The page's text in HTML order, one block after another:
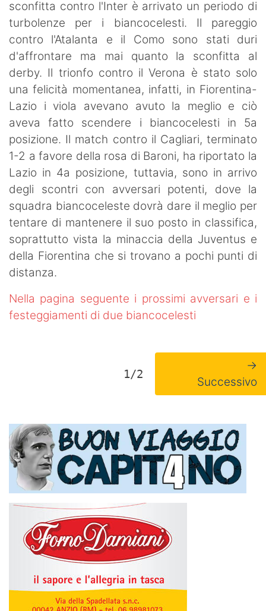
sconfitta contro l'Inter è arrivato un periodo di
turbolenze per i biancocelesti. Il pareggio
contro l'Atalanta e il Como sono stati duri
d'affrontare ma mai quanto la sconfitta al
derby. Il trionfo contro il Verona è stato solo
una felicità momentanea, infatti, in Fiorentina-
Lazio i viola avevano avuto la meglio e ciò
aveva fatto scendere i biancocelesti in 5a
posizione. Il match contro il Cagliari, terminato
1-2 a favore della rosa di Baroni, ha riportato la
Lazio in 4a posizione, tuttavia, sono in arrivo
degli scontri con avversari potenti, dove la
squadra biancoceleste dovrà dare il meglio per
tentare di mantenere il suo posto in classifica,
soprattutto vista la minaccia della Juventus e
della Fiorentina che si trovano a pochi punti di
distanza.
Nella pagina seguente i prossimi avversari e i
festeggiamenti di due biancocelesti
1/2
→
Successivo